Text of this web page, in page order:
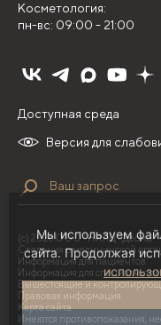
Косметология:
пн-вс: 09:00 - 21:00
Версия для
Доступная среда
(с) 2026 ООО "НИЛЦ "Деома"
Сведения о медицинской
Информация для пациентов
Информация для специалистов
Вышестоящие и
Правовая информация
Карта сайта
Имеются противопоказания,
Мы используем
сайта. Продолжая